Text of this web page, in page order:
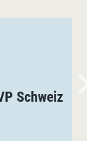
Schweiz